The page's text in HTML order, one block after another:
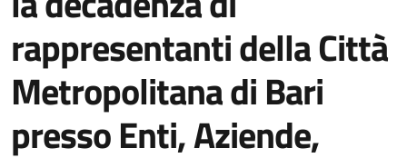
rappresentanti della Città
Metropolitana di Bari
presso Enti, Aziende,